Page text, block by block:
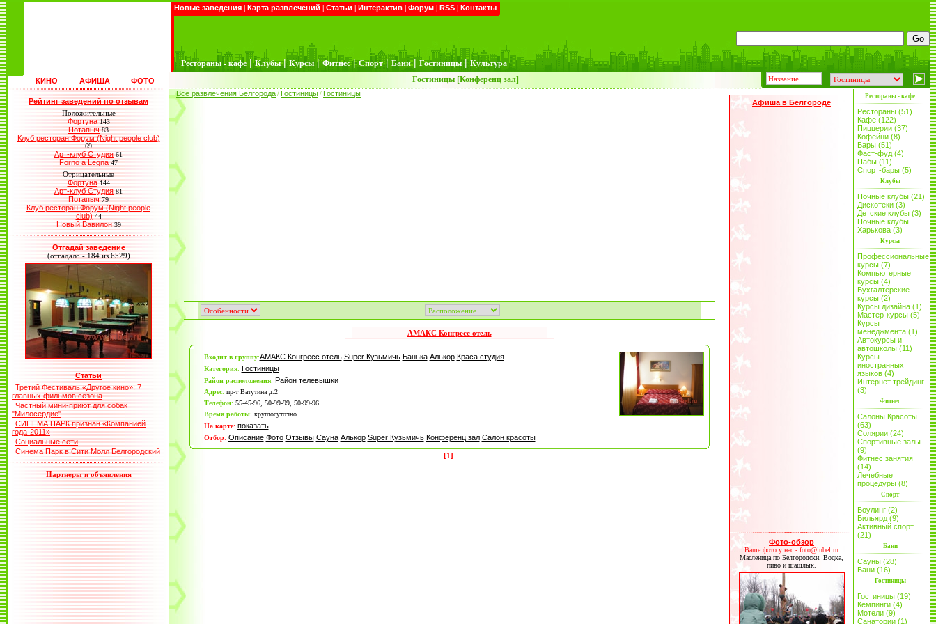
Новые заведения | Карта развлечений | Статьи | Интерактив | Форум | RSS | Контакты
Рестораны - кафе | Клубы | Курсы | Фитнес | Спорт | Бани | Гостиницы | Культура
КИНО АФИША ФОТО Гостиницы [Конференц зал]
Рейтинг заведений по отзывам
Положительные
Фортуна 143
Потапыч 83
Клуб ресторан Форум (Night people club)
69
Арт-клуб Студия 61
Forno a Legna 47
Отрицательные
Фортуна 144
Арт-клуб Студия 81
Потапыч 79
Клуб ресторан Форум (Night people
club) 44
Новый Вавилон 39
Отгадай заведение
(отгадало - 184 из 6529)
Статьи
Третий Фестиваль «Другое кино»: 7
главных фильмов сезона
Частный мини-приют для собак
"Милосердие"
СИНЕМА ПАРК признан «Компанией
года-2011»
Социальные сети
Синема Парк в Сити Молл Белгородский
Партнеры и объявления
Все развлечения Белгорода / Гостиницы / Гостиницы
АМАКС Конгресс отель
Входит в группу:АМАКС Конгресс отель Super Кузьмичь Банька Алькор Краса студия
Категория: Гостиницы
Район расположения: Район телевышки
Адрес: пр-т Ватутина д.2
Телефон: 55-45-96, 50-99-99, 50-99-96
Время работы: круглосуточно
На карте: показать
Отбор: Описание Фото Отзывы Сауна Алькор Super Кузьмичь Конференц зал Салон красоты
[1]
Афиша в Белгороде
Фото-обзор
Ваше фото у нас - foto@inbel.ru
Масленица по Белгородски. Водка,
пиво и шашлык.
Рестораны - кафе
Рестораны (51)
Кафе (122)
Пиццерии (37)
Кофейни (8)
Бары (51)
Фаст-фуд (4)
Пабы (11)
Спорт-бары (5)
Клубы
Ночные клубы (21)
Дискотеки (3)
Детские клубы (3)
Ночные клубы
Харькова (3)
Курсы
Профессиональные
курсы (7)
Компьютерные
курсы (4)
Бухгалтерские
курсы (2)
Курсы дизайна (1)
Мастер-курсы (5)
Курсы
менеджмента (1)
Автокурсы и
автошколы (11)
Курсы
иностранных
языков (4)
Интернет трейдинг
(3)
Фитнес
Салоны Красоты
(63)
Солярии (24)
Спортивные залы
(9)
Фитнес занятия
(14)
Лечебные
процедуры (8)
Спорт
Боулинг (2)
Бильярд (9)
Активный спорт
(21)
Бани
Сауны (28)
Бани (16)
Гостиницы
Гостиницы (19)
Кемпинги (4)
Мотели (9)
Санатории (1)